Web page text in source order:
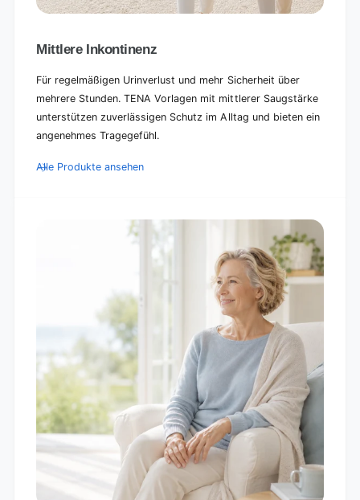
Mittlere Inkontinenz
Für regelmäßigen Urinverlust und mehr Sicherheit über
mehrere Stunden. TENA Vorlagen mit mittlerer Saugstärke
unterstützen zuverlässigen Schutz im Alltag und bieten ein
angenehmes Tragegefühl.
Alle Produkte ansehen